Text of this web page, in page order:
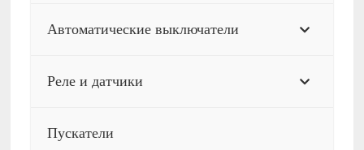
Автоматические выключатели
Реле и датчики
Пускатели